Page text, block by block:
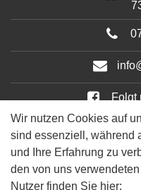
Folgt
Folgt
Wir nutzen Cookies auf
sind essenziell, während
und Ihre Erfahrung zu
den von uns
Nutzer finden Sie hier: